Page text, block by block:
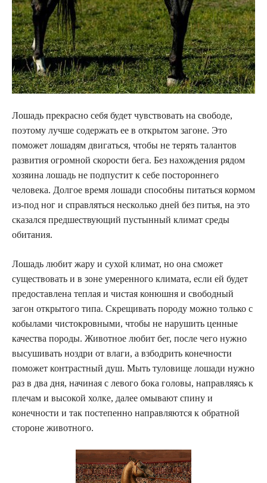
Лошадь прекрасно себя будет чувствовать на свободе,
поэтому лучше содержать ее в открытом загоне. Это
поможет лошадям двигаться, чтобы не терять талантов
развития огромной скорости бега. Без нахождения рядом
хозяина лошадь не подпустит к себе постороннего
человека. Долгое время лошади способны питаться кормом
из-под ног и справляться несколько дней без питья, на это
сказался предшествующий пустынный климат среды
обитания.
Лошадь любит жару и сухой климат, но она сможет
существовать и в зоне умеренного климата, если ей будет
предоставлена теплая и чистая конюшня и свободный
загон открытого типа. Скрещивать породу можно только с
кобылами чистокровными, чтобы не нарушить ценные
качества породы. Животное любит бег, после чего нужно
высушивать ноздри от влаги, а взбодрить конечности
поможет контрастный душ. Мыть туловище лошади нужно
раз в два дня, начиная с левого бока головы, направляясь к
плечам и высокой холке, далее омывают спину и
конечности и так постепенно направляются к обратной
стороне животного.